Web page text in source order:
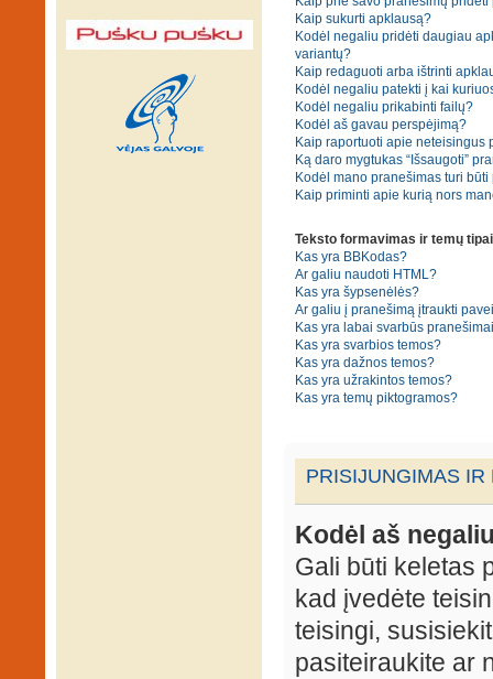
Kaip sukurti apklausą?
Kodėl negaliu pridėti daugiau
variantų?
Kaip redaguoti arba ištrinti
Kodėl negaliu patekti į kai
Kodėl negaliu prikabinti failų?
Kodėl aš gavau perspėjimą?
Kaip raportuoti apie neteisingus
Ką daro mygtukas “Išsaugoti”
Kodėl mano pranešimas turi būti
Kaip priminti apie kurią nors
Teksto formavimas ir temų tipai
Kas yra BBKodas?
Ar galiu naudoti HTML?
Kas yra šypsenėlės?
Ar galiu į pranešimą įtraukti
Kas yra labai svarbūs
Kas yra svarbios temos?
Kas yra dažnos temos?
Kas yra užrakintos temos?
Kas yra temų piktogramos?
PRISIJUNGIMAS IR
Kodėl aš
Gali būti keletas
kad įvedėte
teisingi,
pasiteiraukite ar